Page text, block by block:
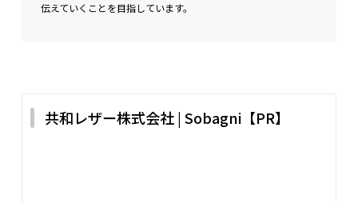
伝えていくことを目指しています。
共和レザー株式会社 | Sobagni【PR】